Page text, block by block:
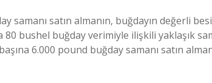
samanı satın almanın, buğdayın değerli
bushel buğday verimiyle ilişkili yaklaşık
6.000 pound buğday samanı satın